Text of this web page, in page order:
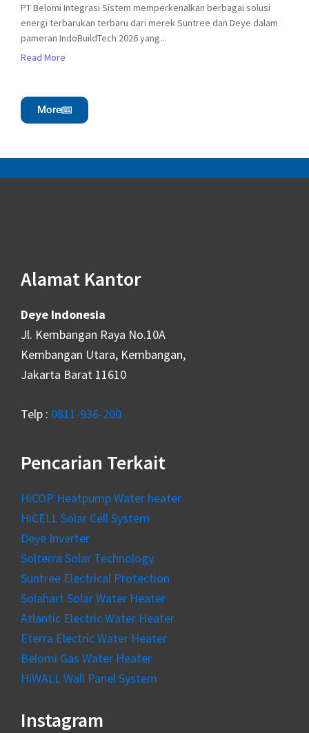
PT Belomi Integrasi Sistem memperkenalkan berbagai solusi
energi terbarukan terbaru dari merek Suntree dan Deye dalam
pameran IndoBuildTech 2026 yang...
Read More
More
Alamat Kantor
Deye Indonesia
Jl. Kembangan Raya No.10A
Kembangan Utara, Kembangan,
Jakarta Barat 11610
Telp : 0811-936-200
Pencarian Terkait
HiCOP Heatpump Water heater
HiCELL Solar Cell System
Deye Inverter
Solterra Solar Technology
Suntree Electrical Protection
Solahart Solar Water Heater
Atlantic Electric Water Heater
Eterra Electric Water Heater
Belomi Gas Water Heater
HiWALL Wall Panel System
Instagram